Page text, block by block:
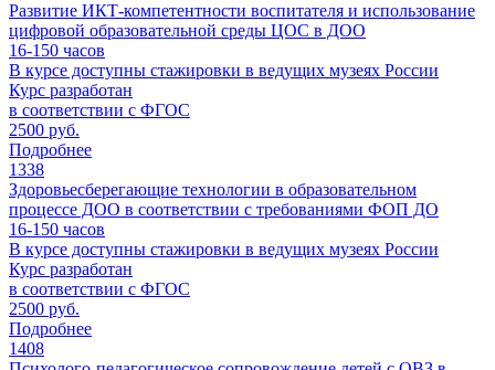
Развитие ИКТ-компетентности воспитателя и использование
цифровой образовательной среды ЦОС в ДОО
16-150 часов
В курсе доступны стажировки в ведущих музеях России
Курс разработан
в соответствии с ФГОС
2500 руб.
Подробнее
1338
Здоровьесберегающие технологии в образовательном
процессе ДОО в соответствии с требованиями ФОП ДО
16-150 часов
В курсе доступны стажировки в ведущих музеях России
Курс разработан
в соответствии с ФГОС
2500 руб.
Подробнее
1408